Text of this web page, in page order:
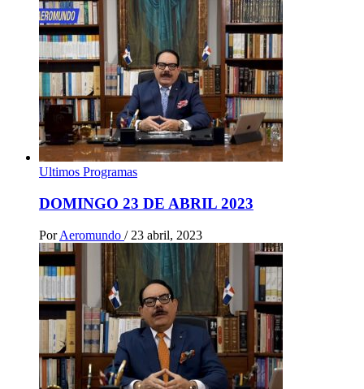
Ultimos Programas
DOMINGO 23 DE ABRIL 2023
Por Aeromundo / 23 abril, 2023